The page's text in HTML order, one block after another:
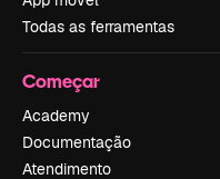
Todas as ferramentas
Começar
Academy
Documentação
Atendimento